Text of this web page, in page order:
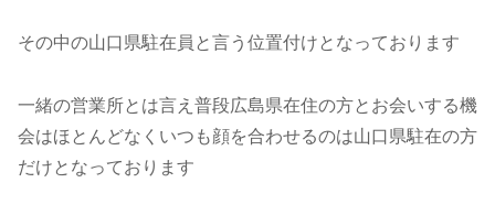
その中の山口県駐在員と言う位置付けとなっております
一緒の営業所とは言え普段広島県在住の方とお会いする機
会はほとんどなくいつも顔を合わせるのは山口県駐在の方
だけとなっております